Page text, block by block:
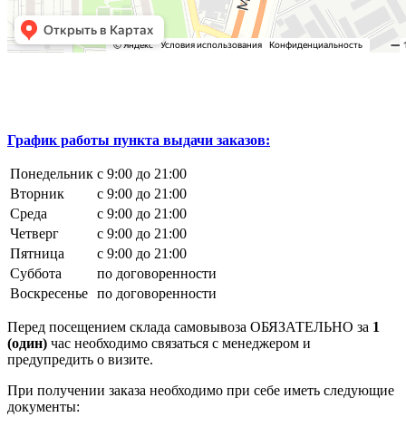
График работы пункта выдачи заказов:
Понедельник с 9:00 до 21:00
Вторник
с 9:00 до 21:00
Среда
с 9:00 до 21:00
Четверг
с 9:00 до 21:00
Пятница
с 9:00 до 21:00
Суббота
по договоренности
Воскресенье по договоренности
Перед посещением склада самовывоза ОБЯЗАТЕЛЬНО за 1
(один) час необходимо связаться с менеджером и
предупредить о визите.
При получении заказа необходимо при себе иметь следующие
документы: